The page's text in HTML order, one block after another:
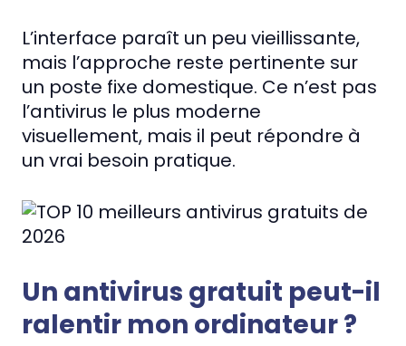
L’interface paraît un peu vieillissante,
mais l’approche reste pertinente sur
un poste fixe domestique. Ce n’est pas
l’antivirus le plus moderne
visuellement, mais il peut répondre à
un vrai besoin pratique.
Un antivirus gratuit peut-il
ralentir mon ordinateur ?